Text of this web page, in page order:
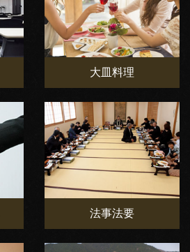
大皿料理
法事法要